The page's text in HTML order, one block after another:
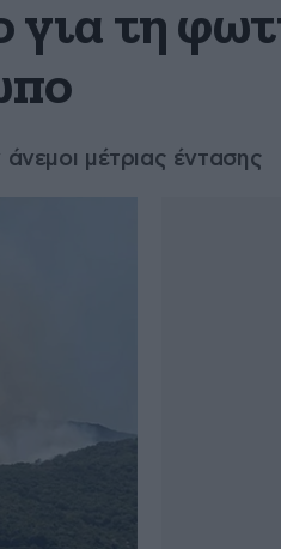
για τη
μέτριας έντασης